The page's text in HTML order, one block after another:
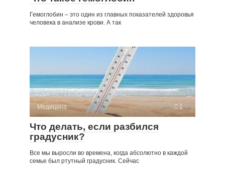
Гемоглобин – это один из главных показателей здоровья
человека в анализе крови. А так
Медицина 1
Что делать, если разбился
градусник?
Все мы выросли во времена, когда абсолютно в каждой
семье был ртутный градусник. Сейчас